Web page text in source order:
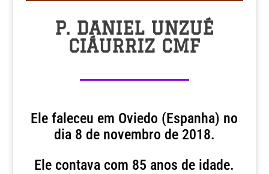
P. DANIEL UNZUÉ
CIÁURRIZ CMF
Ele faleceu em Oviedo (Espanha) no
dia 8 de novembro de 2018.
Ele contava com 85 anos de idade.